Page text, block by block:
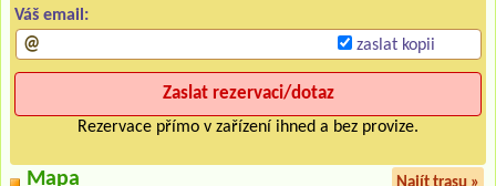
Váš email:
zaslat kopii
Rezervace přímo v zařízení ihned a bez provize.
Mapa